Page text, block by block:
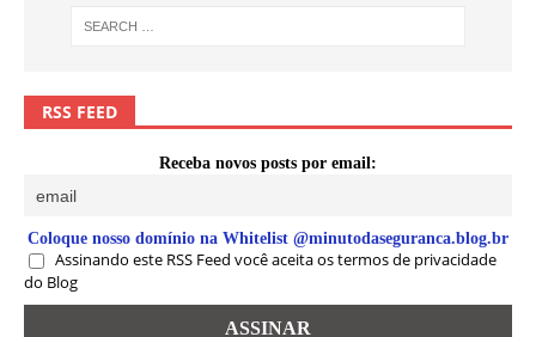
RSS FEED
Receba novos posts por email:
Coloque nosso domínio na Whitelist @minutodaseguranca.blog.br
Assinando este RSS Feed você aceita os termos de privacidade
do Blog